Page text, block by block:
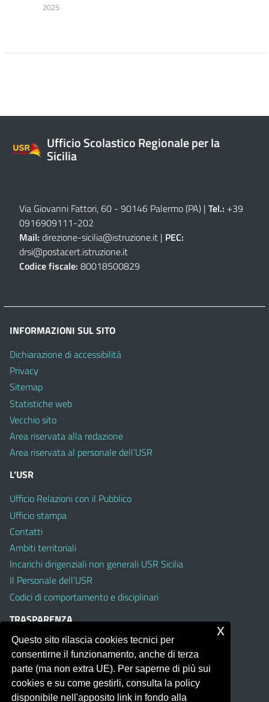
2025
Ufficio Scolastico Regionale per la
Sicilia
Via Giovanni Fattori, 60 - 90146 Palermo (PA) | Tel.: +39
0916909111-202
Mail: direzione-sicilia@istruzione.it | PEC:
drsi@postacert.istruzione.it
Codice fiscale: 80018500829
INFORMAZIONI SUL SITO
Dichiarazione di accessibilità
Privacy
Sitemap
Statistiche web
Vecchio sito
Area riservata alla redazione
Area riservata al personale dell’USR
L’USR
Ufficio Relazioni con il Pubblico
Ufficio stampa
Contatti
Ambiti territoriali
Incarichi dirigenziali non generali USR Sicilia
Il Personale dell’USR
Codici di comportamento e disciplinari
TRASPARENZA
Albo on line
Amministrazione Trasparente
Pubblici proclami
PTPCT per le Istituzioni scolastiche della Sicilia
Questo sito rilascia cookies tecnici per
consentirne il funzionamento, anche di terza
parte (ma non extra UE). Per saperne di più sui
cookies e su come gestirli, consulta la policy
disponibile nell'apposito link in fondo alla
x